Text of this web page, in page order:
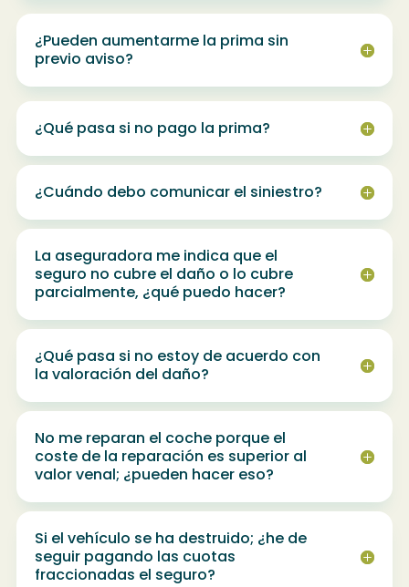
¿Pueden aumentarme la prima sin
previo aviso?
¿Qué pasa si no pago la prima?
¿Cuándo debo comunicar el siniestro?
La aseguradora me indica que el
seguro no cubre el daño o lo cubre
parcialmente, ¿qué puedo hacer?
¿Qué pasa si no estoy de acuerdo con
la valoración del daño?
No me reparan el coche porque el
coste de la reparación es superior al
valor venal; ¿pueden hacer eso?
Si el vehículo se ha destruido; ¿he de
seguir pagando las cuotas
fraccionadas el seguro?